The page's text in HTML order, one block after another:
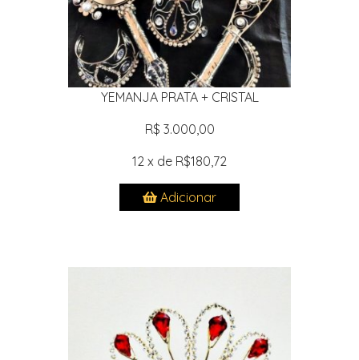
YEMANJA PRATA + CRISTAL
R$ 3.000,00
12 x de R$180,72
Adicionar